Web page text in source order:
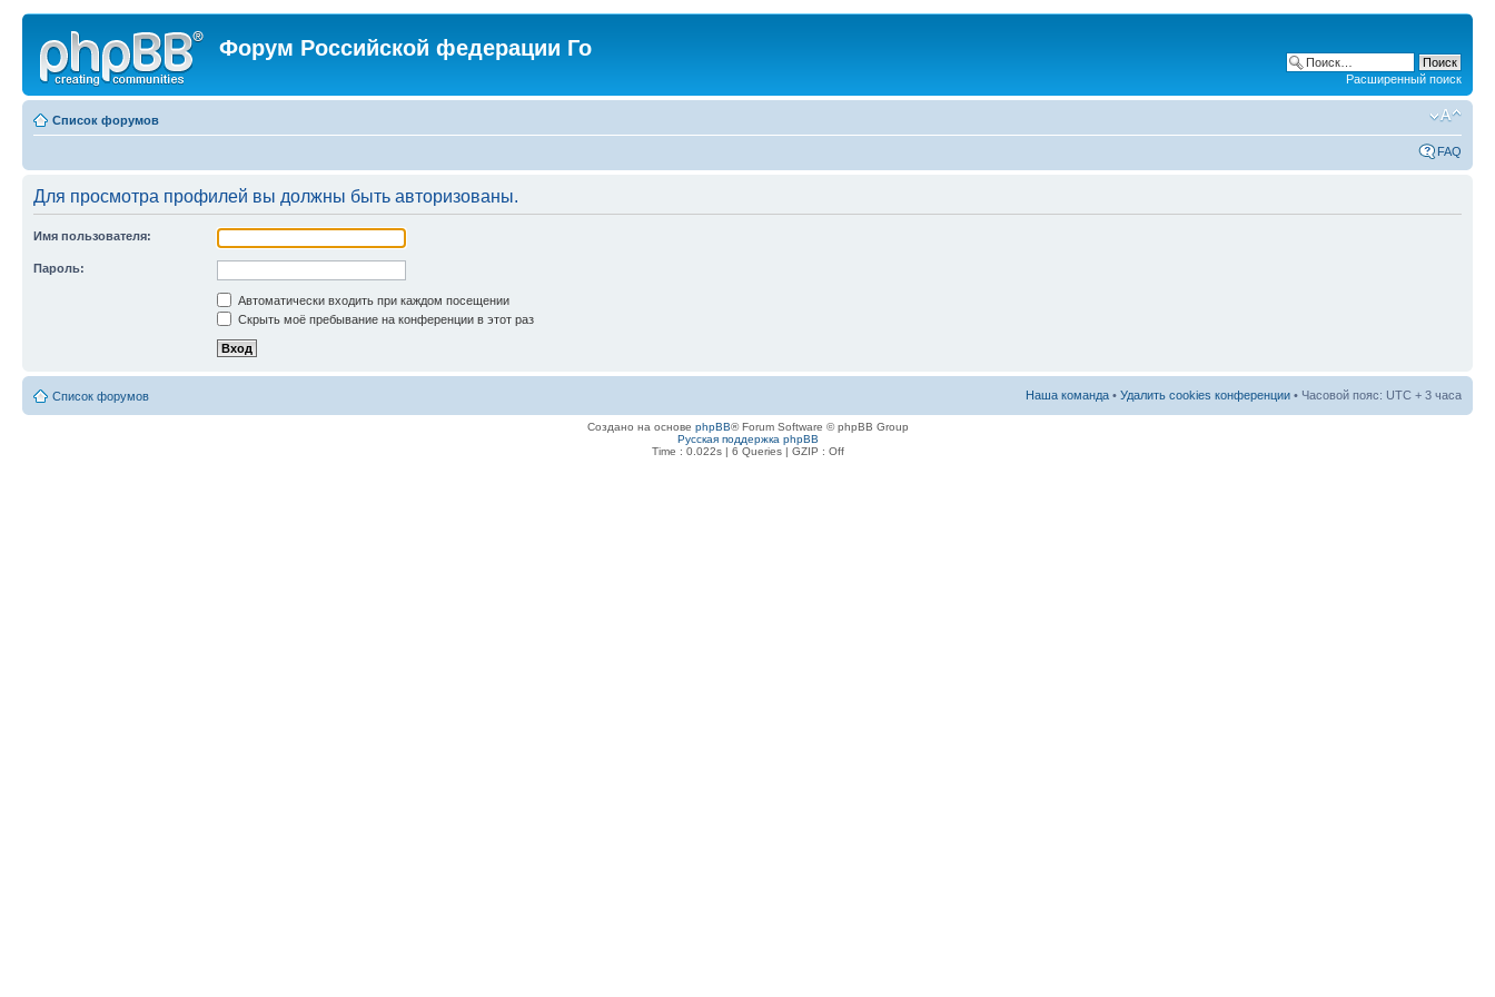
Форум Российской федерации Го
Расширенный поиск
Список форумов
FAQ
Для просмотра профилей вы должны быть авторизованы.
Имя пользователя:
Пароль:
Автоматически входить при каждом посещении
Скрыть моё пребывание на конференции в этот раз
Список форумов Наша команда • Удалить cookies конференции • Часовой пояс: UTC + 3 часа
Создано на основе phpBB® Forum Software © phpBB Group
Русская поддержка phpBB
Time : 0.022s | 6 Queries | GZIP : Off